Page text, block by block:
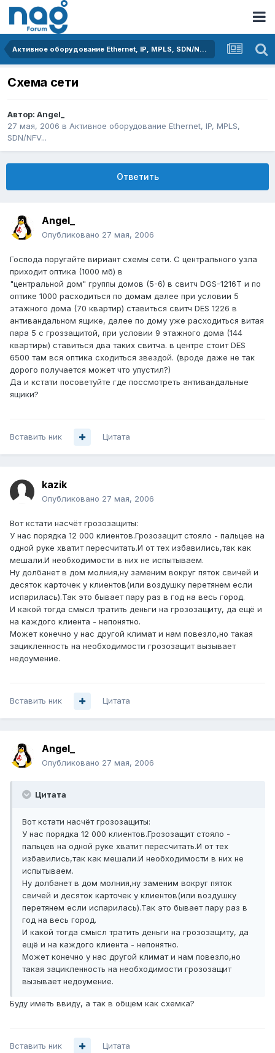
Активное оборудование Ethernet, IP, MPLS, SDN/NFV...
Схема сети
Автор: Angel_
27 мая, 2006 в Активное оборудование Ethernet, IP, MPLS,
SDN/NFV...
Ответить
Angel_
Опубликовано 27 мая, 2006
Господа поругайте вириант схемы сети. С центрального узла
приходит оптика (1000 мб) в
"центральной дом" группы домов (5-6) в свитч DGS-1216T и по
оптике 1000 расходиться по домам далее при условии 5
этажного дома (70 квартир) ставиться свитч DES 1226 в
антивандальном ящике, далее по дому уже расходиться витая
пара 5 с гроззащитой, при условии 9 этажного дома (144
квартиры) ставиться два таких свитча. в центре стоит DES
6500 там вся оптика сходиться звездой. (вроде даже не так
дорого получается может что упустил?)
Да и кстати посоветуйте где поссмотреть антивандальные
ящики?
Вставить ник Цитата
kazik
Опубликовано 27 мая, 2006
Вот кстати насчёт грозозащиты:
У нас порядка 12 000 клиентов.Грозозащит стояло - пальцев на
одной руке хватит пересчитать.И от тех избавились,так как
мешали.И необходимости в них не испытываем.
Ну долбанет в дом молния,ну заменим вокруг пяток свичей и
десяток карточек у клиентов(или воздушку перетянем если
испарилась).Так это бывает пару раз в год на весь город.
И какой тогда смысл тратить деньги на грозозащиту, да ещё и
на каждого клиента - непонятно.
Может конечно у нас другой климат и нам повезло,но такая
зацикленность на необходимости грозозащит вызывает
недоумение.
Вставить ник Цитата
Angel_
Опубликовано 27 мая, 2006
Цитата
Вот кстати насчёт грозозащиты:
У нас порядка 12 000 клиентов.Грозозащит стояло -
пальцев на одной руке хватит пересчитать.И от тех
избавились,так как мешали.И необходимости в них не
испытываем.
Ну долбанет в дом молния,ну заменим вокруг пяток
свичей и десяток карточек у клиентов(или воздушку
перетянем если испарилась).Так это бывает пару раз в
год на весь город.
И какой тогда смысл тратить деньги на грозозащиту, да
ещё и на каждого клиента - непонятно.
Может конечно у нас другой климат и нам повезло,но
такая зацикленность на необходимости грозозащит
вызывает недоумение.
Буду иметь ввиду, а так в общем как схемка?
Вставить ник Цитата